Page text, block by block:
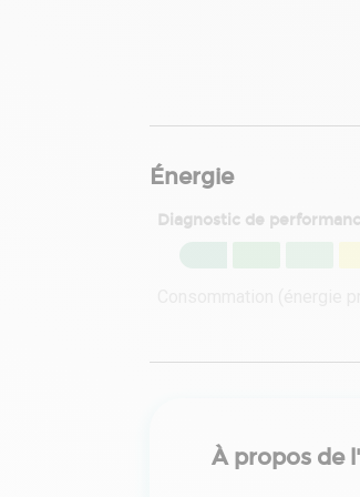
Énergie
Diagnostic de
À propos de